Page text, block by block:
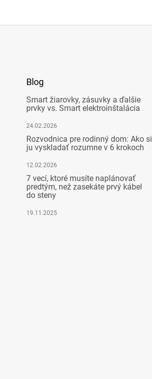
Blog
Smart žiarovky, zásuvky a ďalšie
prvky vs. Smart elektroinštalácia
24.02.2026
Rozvodnica pre rodinný dom: Ako si
ju vyskladať rozumne v 6 krokoch
12.02.2026
7 vecí, ktoré musíte naplánovať
predtým, než zasekáte prvý kábel
do steny
19.11.2025